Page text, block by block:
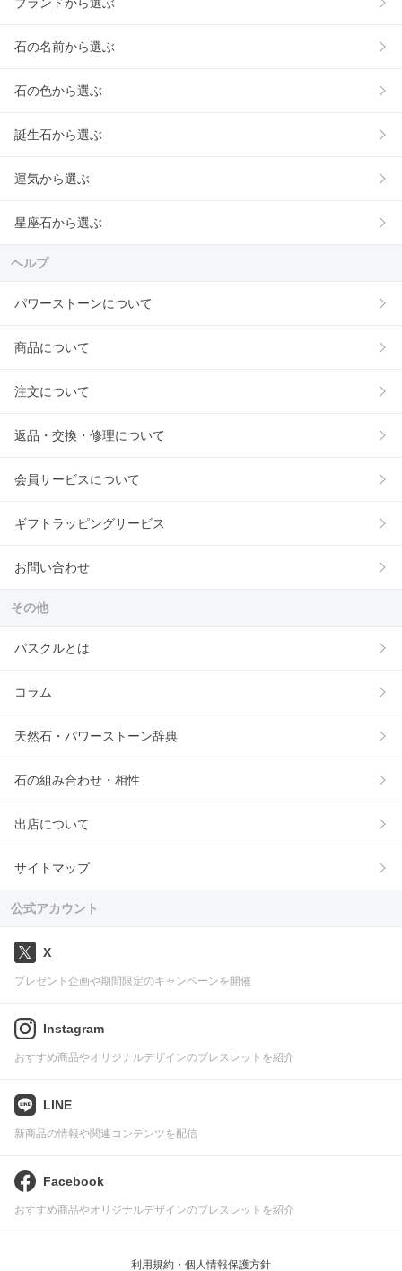
石の名前から選ぶ
石の色から選ぶ
誕生石から選ぶ
運気から選ぶ
星座石から選ぶ
ヘルプ
パワーストーンについて
商品について
注文について
返品・交換・修理について
会員サービスについて
ギフトラッピングサービス
お問い合わせ
その他
パスクルとは
コラム
天然石・パワーストーン辞典
石の組み合わせ・相性
出店について
サイトマップ
公式アカウント
X
プレゼント企画や期間限定のキャンペーンを開催
Instagram
おすすめ商品やオリジナルデザインのブレスレットを紹介
LINE
新商品の情報や関連コンテンツを配信
Facebook
おすすめ商品やオリジナルデザインのブレスレットを紹介
利用規約・個人情報保護方針